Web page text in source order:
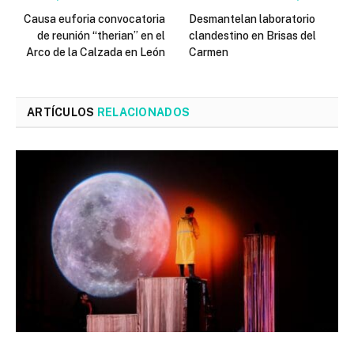
Causa euforia convocatoria
de reunión “therian” en el
Arco de la Calzada en León
Desmantelan laboratorio
clandestino en Brisas del
Carmen
ARTÍCULOS RELACIONADOS